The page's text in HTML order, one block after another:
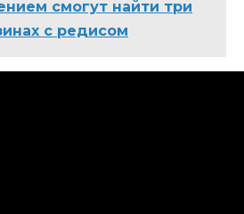
смогут найти три
с редисом